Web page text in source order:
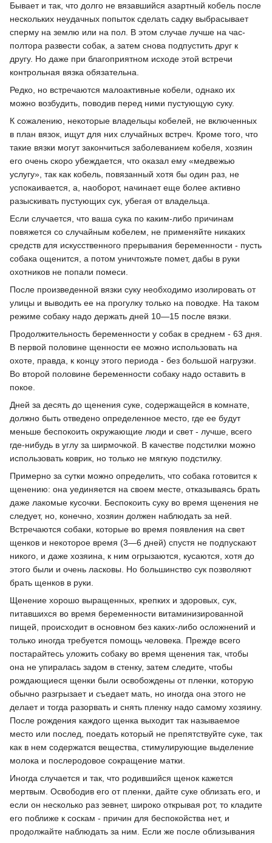
Бывает и так, что долго не вязавшийся азартный кобель после
нескольких неудачных попыток сделать садку выбрасывает
сперму на землю или на пол. В этом случае лучше на час-
полтора развести собак, а затем снова подпустить друг к
другу. Но даже при благоприятном исходе этой встречи
контрольная вязка обязательна.
Редко, но встречаются малоактивные кобели, однако их
можно возбудить, поводив перед ними пустующую суку.
К сожалению, некоторые владельцы кобелей, не включенных
в план вязок, ищут для них случайных встреч. Кроме того, что
такие вязки могут закончиться заболеванием кобеля, хозяин
его очень скоро убеждается, что оказал ему «медвежью
услугу», так как кобель, повязанный хотя бы один раз, не
успокаивается, а, наоборот, начинает еще более активно
разыскивать пустующих сук, убегая от владельца.
Если случается, что ваша сука по каким-либо причинам
повяжется со случайным кобелем, не применяйте никаких
средств для искусственного прерывания беременности - пусть
собака ощенится, а потом уничтожьте помет, дабы в руки
охотников не попали помеси.
После произведенной вязки суку необходимо изолировать от
улицы и выводить ее на прогулку только на поводке. На таком
режиме собаку надо держать дней 10—15 после вязки.
Продолжительность беременности у собак в среднем - 63 дня.
В первой половине щенности ее можно использовать на
охоте, правда, к концу этого периода - без большой нагрузки.
Во второй половине беременности собаку надо оставить в
покое.
Дней за десять до щенения суке, содержащейся в комнате,
должно быть отведено определенное место, где ее будут
меньше беспокоить окружающие люди и свет - лучше, всего
где-нибудь в углу за ширмочкой. В качестве подстилки можно
использовать коврик, но только не мягкую подстилку.
Примерно за сутки можно определить, что собака готовится к
щенению: она уединяется на своем месте, отказываясь брать
даже лакомые кусочки. Беспокоить суку во время щенения не
следует, но, конечно, хозяин должен наблюдать за ней.
Встречаются собаки, которые во время появления на свет
щенков и некоторое время (3—6 дней) спустя не подпускают
никого, и даже хозяина, к ним огрызаются, кусаются, хотя до
этого были и очень ласковы. Но большинство сук позволяют
брать щенков в руки.
Щенение хорошо выращенных, крепких и здоровых, сук,
питавшихся во время беременности витаминизированной
пищей, происходит в основном без каких-либо осложнений и
только иногда требуется помощь человека. Прежде всего
постарайтесь уложить собаку во время щенения так, чтобы
она не упиралась задом в стенку, затем следите, чтобы
рождающиеся щенки были освобождены от пленки, которую
обычно разгрызает и съедает мать, но иногда она этого не
делает и тогда разорвать и снять пленку надо самому хозяину.
После рождения каждого щенка выходит так называемое
место или послед, поедать который не препятствуйте суке, так
как в нем содержатся вещества, стимулирующие выделение
молока и послеродовое сокращение матки.
Иногда случается и так, что родившийся щенок кажется
мертвым. Освободив его от пленки, дайте суке облизать его, и
если он несколько раз зевнет, широко открывая рот, то кладите
его поближе к соскам - причин для беспокойства нет, и
продолжайте наблюдать за ним. Если же после облизывания